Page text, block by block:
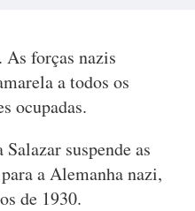
forças nazis
a todos os
ocupadas.
suspende as
a Alemanha nazi,
de 1930.